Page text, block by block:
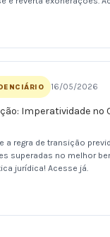
16/05/2026
Imperatividade no
a regra de transição
superadas no melhor
jurídica! Acesse já.